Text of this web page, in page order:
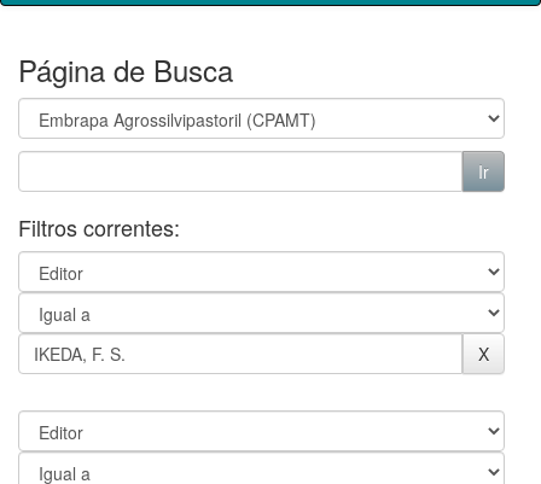
Página de Busca
Filtros correntes: